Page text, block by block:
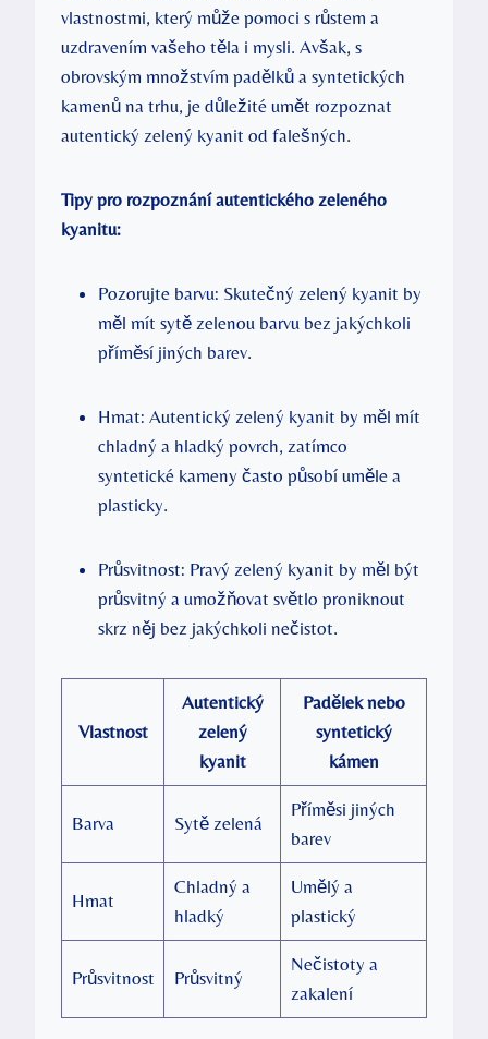
vlastnostmi, který může pomoci s růstem a
uzdravením vašeho těla i mysli. Avšak, s
obrovským množstvím padělků a syntetických
kamenů na trhu, je důležité umět rozpoznat
autentický zelený kyanit od falešných.
Tipy pro rozpoznání autentického zeleného
kyanitu:
Pozorujte barvu: Skutečný zelený kyanit by
měl mít sytě zelenou barvu bez jakýchkoli
příměsí jiných barev.
Hmat: Autentický zelený kyanit by měl mít
chladný a hladký povrch, zatímco
syntetické kameny často působí uměle a
plasticky.
Průsvitnost: Pravý zelený kyanit by měl být
průsvitný a umožňovat světlo proniknout
skrz něj bez jakýchkoli nečistot.
Vlastnost
Autentický
zelený
kyanit
Padělek nebo
syntetický
kámen
Barva Sytě zelená
Příměsi jiných
barev
Hmat
Chladný a
hladký
Umělý a
plastický
Průsvitnost Průsvitný
Nečistoty a
zakalení